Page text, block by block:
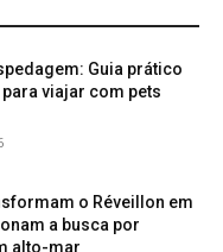
Guia prático
viajar com pets
o Réveillon em
a busca por
alto-mar